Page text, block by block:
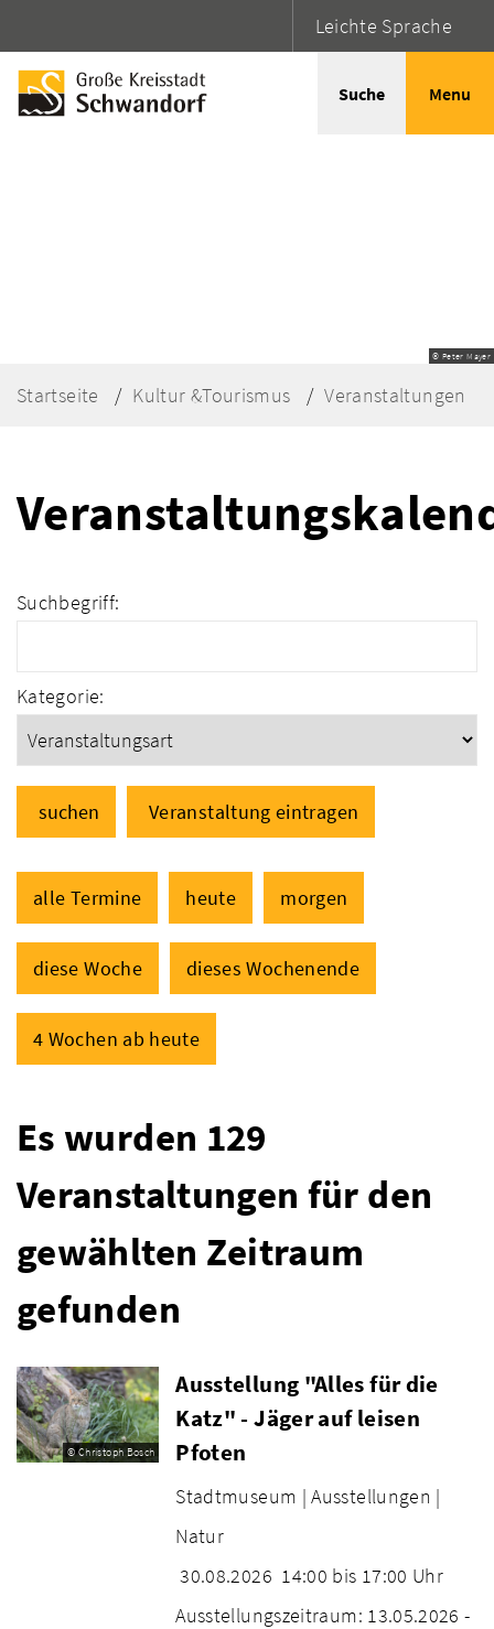
Leichte Sprache
Suche Menu
© Peter Mayer
Startseite Kultur &Tourismus Veranstaltungen
Suchbegriff:
Kategorie:
suchen Veranstaltung eintragen
alle Termine heute morgen
diese Woche dieses Wochenende
4 Wochen ab heute
Es wurden 129
Veranstaltungen für den
gewählten Zeitraum
gefunden
© Christoph Bosch
Ausstellung "Alles für die
Katz" - Jäger auf leisen
Pfoten
Stadtmuseum | Ausstellungen |
Natur
30.08.2026 14:00 bis 17:00 Uhr
Ausstellungszeitraum: 13.05.2026 -